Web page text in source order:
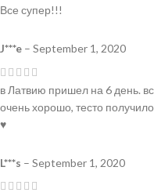
Все супер!!!
J***e – September 1, 2020
в Латвию пришел на 6 день.
очень хорошо, тесто
♥️
L***s – September 1, 2020